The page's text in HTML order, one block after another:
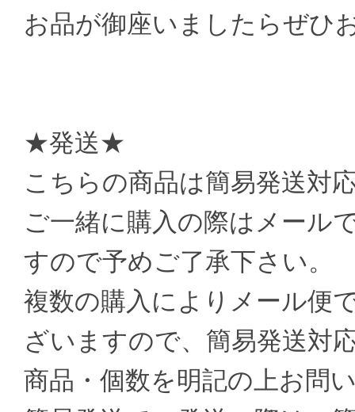
お品が御座いましたらぜひ
★発送★
こちらの商品は簡易発送対
ご一緒に購入の際はメール
すので予めご了承下さい。
複数の購入によりメール便
ざいますので、簡易発送対
商品・個数を明記の上お問